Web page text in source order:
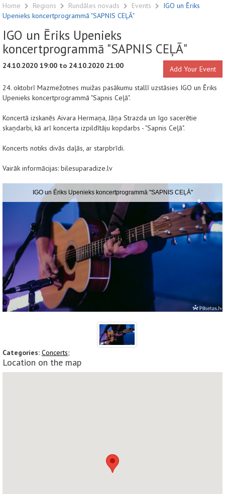
Home Regions Rundāles novads Events
IGO un Ēriks
Upenieks koncertprogrammā "SAPNIS CEĻĀ"
IGO un Ēriks Upenieks
koncertprogrammā "SAPNIS CEĻĀ"
24.10.2020 19:00 to 24.10.2020 21:00 Add Your Event
24. oktobrī Mazmežotnes muižas pasākumu stallī uzstāsies IGO un Ēriks
Upenieks koncertprogrammā "Sapnis Ceļā".
Koncertā izskanēs Aivara Hermaņa, Jāņa Strazda un Igo sacerētie
skaņdarbi, kā arī koncerta izpildītāju kopdarbs - "Sapnis Ceļā".
Koncerts notiks divās daļās, ar starpbrīdi.
Vairāk informācijas: bilesuparadize.lv
IGO un Ēriks Upenieks koncertprogrammā "SAPNIS CEĻĀ"
Categories: Concerts;
Location on the map